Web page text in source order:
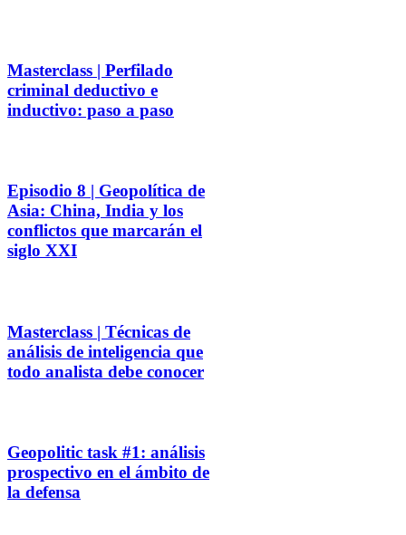
Masterclass | Perfilado
criminal deductivo e
inductivo: paso a paso
Episodio 8 | Geopolítica de
Asia: China, India y los
conflictos que marcarán el
siglo XXI
Masterclass | Técnicas de
análisis de inteligencia que
todo analista debe conocer
Geopolitic task #1: análisis
prospectivo en el ámbito de
la defensa